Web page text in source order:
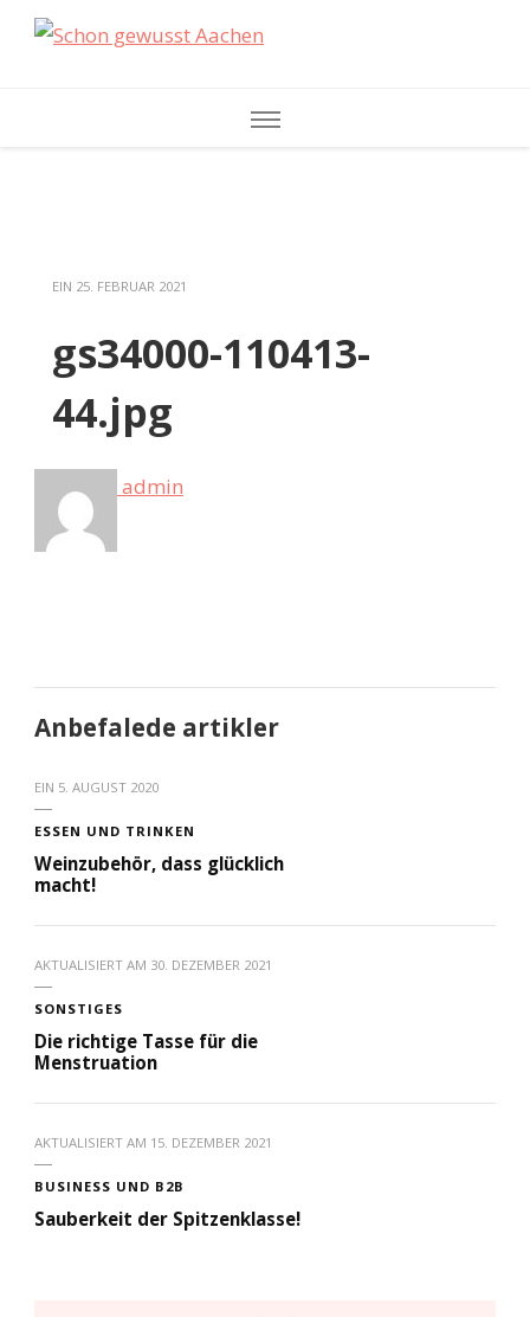
EIN 25. FEBRUAR 2021
gs34000-110413-
44.jpg
admin
Anbefalede artikler
EIN 5. AUGUST 2020
ESSEN UND TRINKEN
Weinzubehör, dass glücklich
macht!
AKTUALISIERT AM 30. DEZEMBER 2021
SONSTIGES
Die richtige Tasse für die
Menstruation
AKTUALISIERT AM 15. DEZEMBER 2021
BUSINESS UND B2B
Sauberkeit der Spitzenklasse!